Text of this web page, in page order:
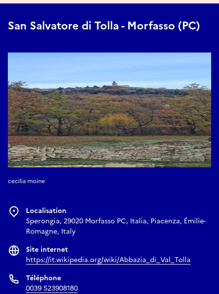
E-mail
info@piacemilia.it
San Salvatore di Tolla - Morfasso (PC)
cecilia moine
Localisation
Sperongia, 29020 Morfasso PC, Italia, Piacenza, Émilie-
Romagne, Italy
Site internet
https://it.wikipedia.org/wiki/Abbazia_di_Val_Tolla
Téléphone
0039 523908180